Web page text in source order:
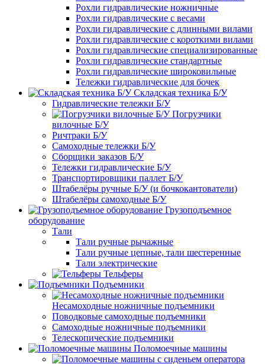
Рохли гидравлические ножничные
Рохли гидравлические с весами
Рохли гидравлические с длинными вилами
Рохли гидравлические с короткими вилами
Рохли гидравлические специализированные
Рохли гидравлические стандартные
Рохли гидравлические широковильные
Тележки гидравлические для бочек
Складская техника Б/У
Гидравлические тележки Б/У
Погрузчики
вилочные Б/У
Ричтраки Б/У
Самоходные тележки Б/У
Сборщики заказов Б/У
Тележки гидравлические Б/У
Транспортировщики паллет Б/У
Штабелёры ручные Б/У (и бочкокантователи)
Штабелёры самоходные Б/У
Грузоподъемное
оборудование
Тали
Тали ручные рычажные
Тали ручные цепные, тали шестеренные
Тали электрические
Тельферы
Подъемники
Несамоходные ножничные подъемники
Поводковые самоходные подъемники
Самоходные ножничные подъемники
Телескопические подъемники
Поломоечные машины